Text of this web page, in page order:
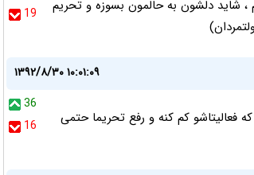
19
شايد دلشون به حالمون بسوزه و تحريم
۱۳۹۲/۸/۳۰ ۱۰:۰۱:۰۹
36
16
فعالیتاشو کم کنه و رفع تحریما حتمی